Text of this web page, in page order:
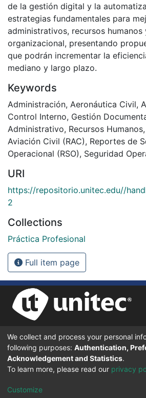
de la gestión digital y la
estrategias fundamentales para
administrativos, recursos humanos
organizacional, presentando
que podrán incrementar la
mediano y largo plazo.
Keywords
Administración, Aeronáutica Civil,
Control Interno, Gestión
Administrativo, Recursos Humanos,
Aviación Civil (RAC), Reportes de
Operacional (RSO), Seguridad
URI
https://repositorio.unitec.edu//
2
Collections
Práctica Profesional
Full item page
UNIVERSIDAD TECNOLÓGICA
BOULEVARD KENNEDY, V-782, FRENTE A
TEGUCIGALPA, FRANCISCO MORAZÁN, 11101
© 2024 Todos los Derechos
Desarrollado en DSpace - Versión
We collect and process your personal
following purposes: Authentication,
Acknowledgement and Statistics.
To learn more, please read our privacy
Customize